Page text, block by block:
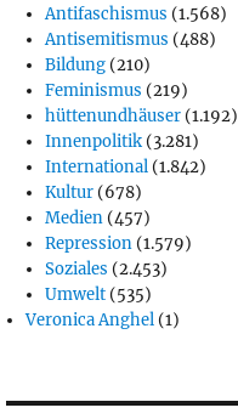
Antifaschismus (1.568)
Antisemitismus (488)
Bildung (210)
Feminismus (219)
hüttenundhäuser (1.192)
Innenpolitik (3.281)
International (1.842)
Kultur (678)
Medien (457)
Repression (1.579)
Soziales (2.453)
Umwelt (535)
Veronica Anghel (1)